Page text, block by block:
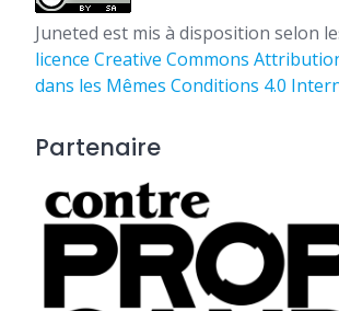
Juneted est mis à disposition selon
licence Creative Commons
dans les Mêmes Conditions 4.0
Partenaire